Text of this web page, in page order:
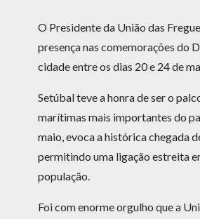
O Presidente da União das
presença nas comemorações do
cidade entre os dias 20 e 24 de
Setúbal teve a honra de ser o
marítimas mais importantes do
maio, evoca a histórica chegada
permitindo uma ligação estreita
população.
Foi com enorme orgulho que a